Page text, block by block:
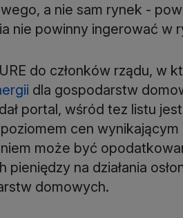
a nie sam rynek -
nie powinny ingerować w
do członków rządu, w
dla gospodarstw
portal, wśród tez listu
cen wynikającym
może być
na działania
domowych.